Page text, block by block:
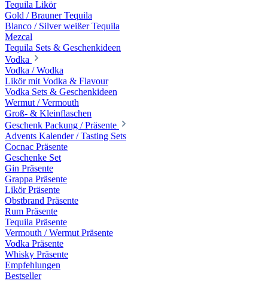
Tequila Likör
Gold / Brauner Tequila
Blanco / Silver weißer Tequila
Mezcal
Tequila Sets & Geschenkideen
Vodka
Vodka / Wodka
Likör mit Vodka & Flavour
Vodka Sets & Geschenkideen
Wermut / Vermouth
Groß- & Kleinflaschen
Geschenk Packung / Präsente
Advents Kalender / Tasting Sets
Cocnac Präsente
Geschenke Set
Gin Präsente
Grappa Präsente
Likör Präsente
Obstbrand Präsente
Rum Präsente
Tequila Präsente
Vermouth / Wermut Präsente
Vodka Präsente
Whisky Präsente
Empfehlungen
Bestseller